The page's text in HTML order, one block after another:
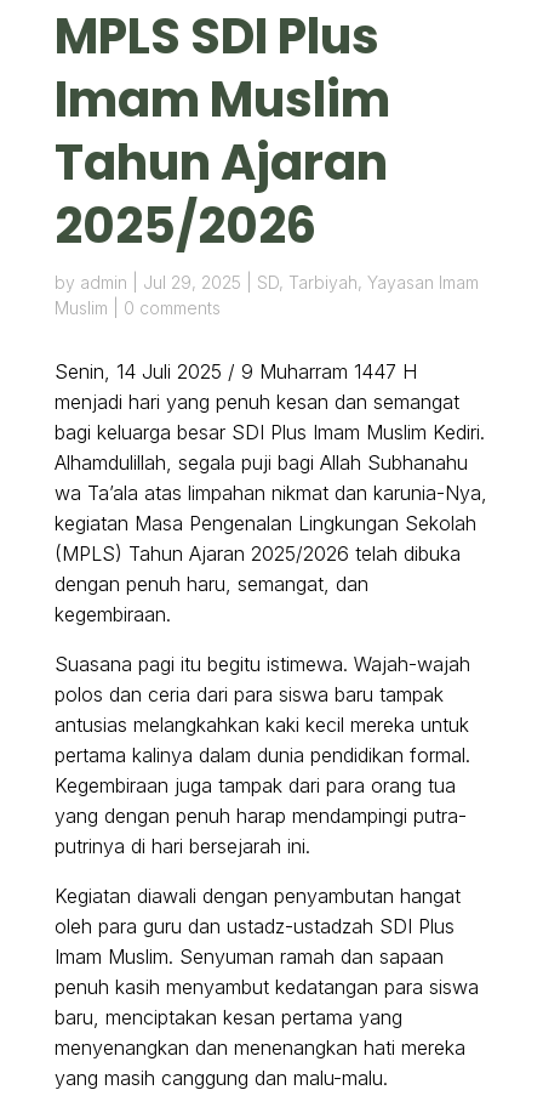
MPLS SDI Plus
Imam Muslim
Tahun Ajaran
2025/2026
by admin Jul 29, 2025 SD, Tarbiyah, Yayasan Imam
Muslim
0 comments
Senin, 14 Juli 2025 / 9 Muharram 1447 H
menjadi hari yang penuh kesan dan semangat
bagi keluarga besar SDI Plus Imam Muslim Kediri.
Alhamdulillah, segala puji bagi Allah Subhanahu
wa Ta’ala atas limpahan nikmat dan karunia-Nya,
kegiatan Masa Pengenalan Lingkungan Sekolah
(MPLS) Tahun Ajaran 2025/2026 telah dibuka
dengan penuh haru, semangat, dan
kegembiraan.
Suasana pagi itu begitu istimewa. Wajah-wajah
polos dan ceria dari para siswa baru tampak
antusias melangkahkan kaki kecil mereka untuk
pertama kalinya dalam dunia pendidikan formal.
Kegembiraan juga tampak dari para orang tua
yang dengan penuh harap mendampingi putra-
putrinya di hari bersejarah ini.
Kegiatan diawali dengan penyambutan hangat
oleh para guru dan ustadz-ustadzah SDI Plus
Imam Muslim. Senyuman ramah dan sapaan
penuh kasih menyambut kedatangan para siswa
baru, menciptakan kesan pertama yang
menyenangkan dan menenangkan hati mereka
yang masih canggung dan malu-malu.